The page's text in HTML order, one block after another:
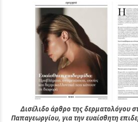
Δισέλιδο άρθρο της δερματολόγου
Παπαγεωργίου, για την ευαίσθητη